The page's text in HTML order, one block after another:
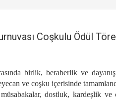
Coşkulu Ödül
birlik, beraberlik ve
ve coşku içerisinde
dostluk, kardeşlik ve